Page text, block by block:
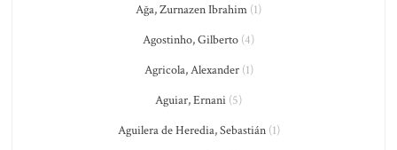
Ağa, Zurnazen Ibrahim (1)
Agostinho, Gilberto (4)
Agricola, Alexander(1)
Aguiar, Ernani (5)
Aguilera de Heredia, Sebastián(1)